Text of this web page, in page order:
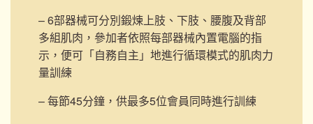
– 6部器械可分別鍛煉上肢、下肢、腰腹及背部
多組肌肉，參加者依照每部器械內置電腦的指
示，便可「自務自主」地進行循環模式的肌肉力
量訓練
– 每節45分鐘，供最多5位會員同時進行訓練